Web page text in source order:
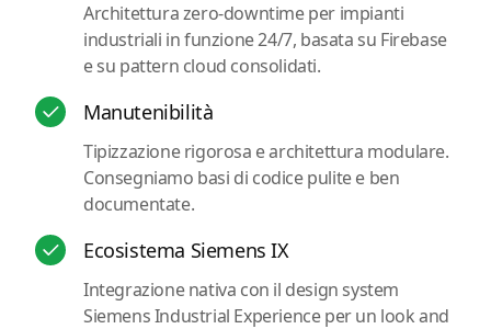
Architettura zero-downtime per impianti
industriali in funzione 24/7, basata su Firebase
e su pattern cloud consolidati.
Manutenibilità
Tipizzazione rigorosa e architettura modulare.
Consegniamo basi di codice pulite e ben
documentate.
Ecosistema Siemens IX
Integrazione nativa con il design system
Siemens Industrial Experience per un look and